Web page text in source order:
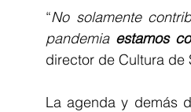
“No solamente
pandemia estamos
director de Cultura de
La agenda y demás